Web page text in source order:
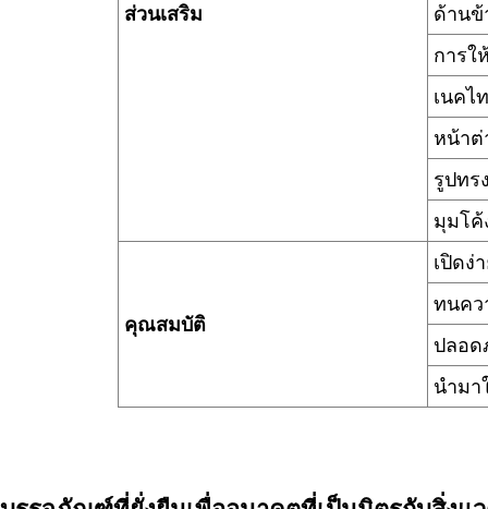
ส่วนเสริม
ด้านข้
การใ
เนคไ
หน้าต่
รูปทร
มุมโค้
คุณสมบัติ
เปิดง่
ทนค
ปลอด
นำมา
PLA และตัวเลือกที่ย่อยสลายได้ทางชีวภาพ
ที่ XINDINGLI PACK เราเชื่อมั่นในการปกป้องทั้งผลิต
สิ่งแวดล้อม เช่น PLA (Polylactic Acid) ซึ่งเป็นทางเลื